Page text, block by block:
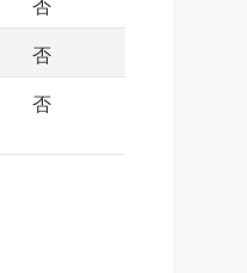
否
否
否